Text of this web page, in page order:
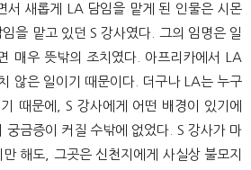
서 새롭게 LA 담임을 맡게 된 인물은 시몬
을 맡고 있던 S 강사였다. 그의 임명은 일
매우 뜻밖의 조치였다. 아프리카에서 LA
않은 일이기 때문이다. 더구나 LA는 누구
때문에, S 강사에게 어떤 배경이 있기에
궁금증이 커질 수밖에 없었다. S 강사가 마
해도, 그곳은 신천지에게 사실상 불모지